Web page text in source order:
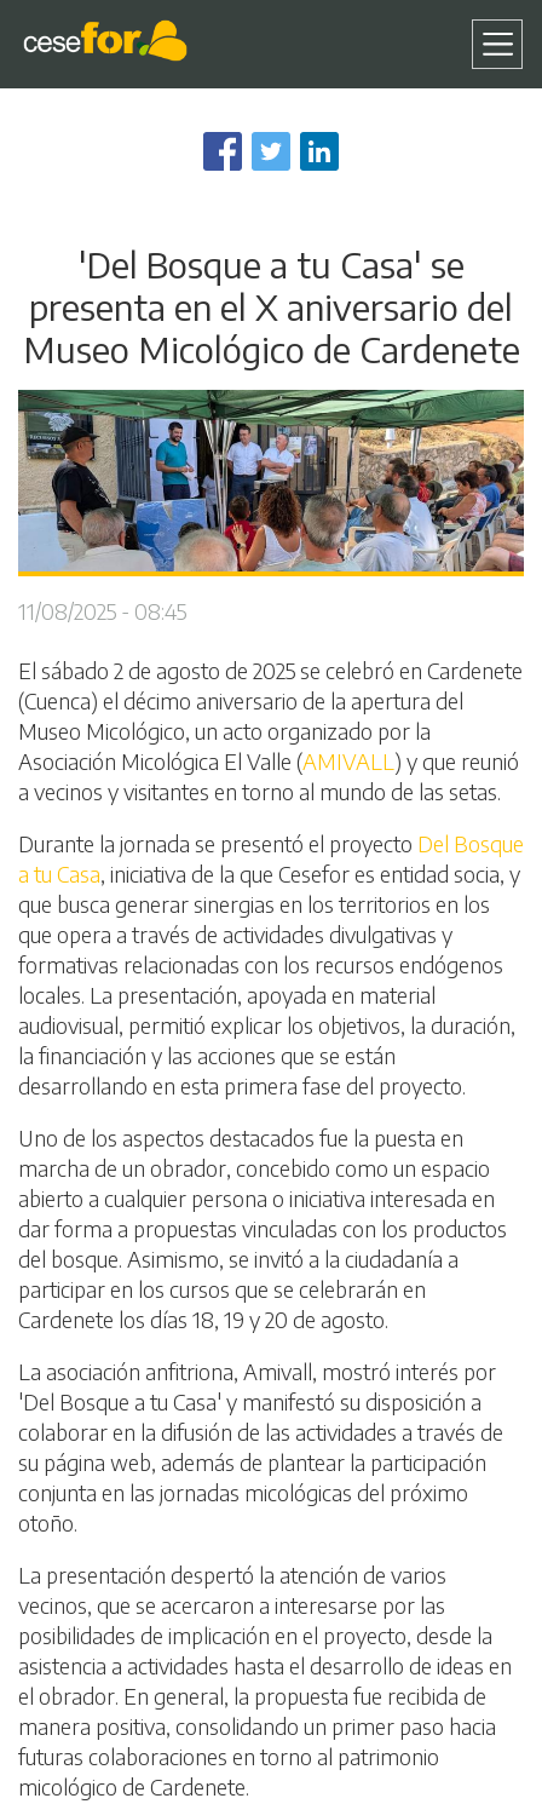
al
contenido
'Del Bosque a tu Casa' se
presenta en el X aniversario del
Museo Micológico de Cardenete
11/08/2025 - 08:45
El sábado 2 de agosto de 2025 se celebró en Cardenete
(Cuenca) el décimo aniversario de la apertura del
Museo Micológico, un acto organizado por la
Asociación Micológica El Valle (AMIVALL ) y que reunió
a vecinos y visitantes en torno al mundo de las setas.
Durante la jornada se presentó el proyecto Del Bosque
a tu Casa, iniciativa de la que Cesefor es entidad socia, y
que busca generar sinergias en los territorios en los
que opera a través de actividades divulgativas y
formativas relacionadas con los recursos endógenos
locales. La presentación, apoyada en material
audiovisual, permitió explicar los objetivos, la duración,
la financiación y las acciones que se están
desarrollando en esta primera fase del proyecto.
Uno de los aspectos destacados fue la puesta en
marcha de un obrador, concebido como un espacio
abierto a cualquier persona o iniciativa interesada en
dar forma a propuestas vinculadas con los productos
del bosque. Asimismo, se invitó a la ciudadanía a
participar en los cursos que se celebrarán en
Cardenete los días 18, 19 y 20 de agosto.
La asociación anfitriona, Amivall, mostró interés por
'Del Bosque a tu Casa' y manifestó su disposición a
colaborar en la difusión de las actividades a través de
su página web, además de plantear la participación
conjunta en las jornadas micológicas del próximo
otoño.
La presentación despertó la atención de varios
vecinos, que se acercaron a interesarse por las
posibilidades de implicación en el proyecto, desde la
asistencia a actividades hasta el desarrollo de ideas en
el obrador. En general, la propuesta fue recibida de
manera positiva, consolidando un primer paso hacia
futuras colaboraciones en torno al patrimonio
micológico de Cardenete.